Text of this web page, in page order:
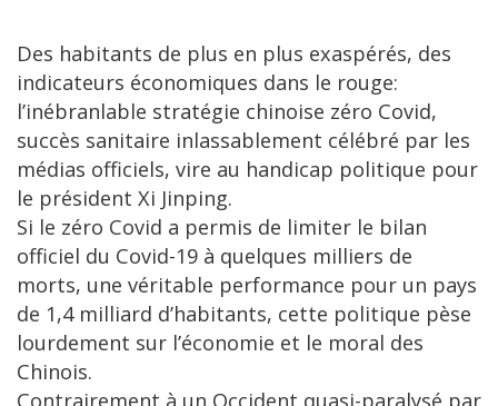
Des habitants de plus en plus exaspérés, des
indicateurs économiques dans le rouge:
l’inébranlable stratégie chinoise zéro Covid,
succès sanitaire inlassablement célébré par les
médias officiels, vire au handicap politique pour
le président Xi Jinping.
Si le zéro Covid a permis de limiter le bilan
officiel du Covid-19 à quelques milliers de
morts, une véritable performance pour un pays
de 1,4 milliard d’habitants, cette politique pèse
lourdement sur l’économie et le moral des
Chinois.
Contrairement à un Occident quasi-paralysé par